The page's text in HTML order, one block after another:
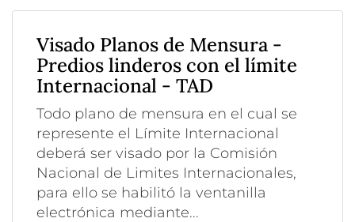
Visado Planos de Mensura -
Predios linderos con el límite
Internacional - TAD
Todo plano de mensura en el cual se
represente el Límite Internacional
deberá ser visado por la Comisión
Nacional de Limites Internacionales,
para ello se habilitó la ventanilla
electrónica mediante...